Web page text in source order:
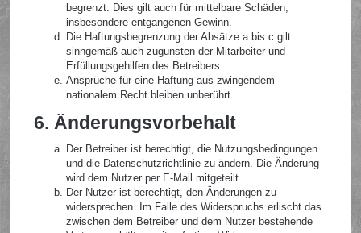
begrenzt. Dies gilt auch für mittelbare Schäden,
insbesondere entgangenen Gewinn.
Die Haftungsbegrenzung der Absätze a bis c gilt
sinngemäß auch zugunsten der Mitarbeiter und
Erfüllungsgehilfen des Betreibers.
Ansprüche für eine Haftung aus zwingendem
nationalem Recht bleiben unberührt.
6. Änderungsvorbehalt
Der Betreiber ist berechtigt, die Nutzungsbedingungen
und die Datenschutzrichtlinie zu ändern. Die Änderung
wird dem Nutzer per E-Mail mitgeteilt.
Der Nutzer ist berechtigt, den Änderungen zu
widersprechen. Im Falle des Widerspruchs erlischt das
zwischen dem Betreiber und dem Nutzer bestehende